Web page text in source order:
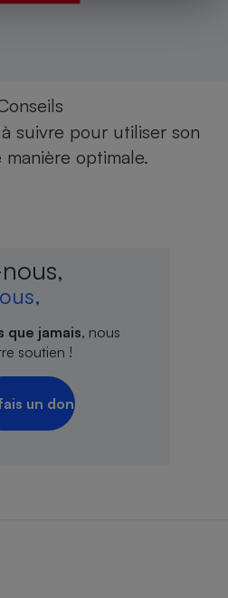
suivre pour utiliser son
optimale.
que jamais, nous
soutien !
un don